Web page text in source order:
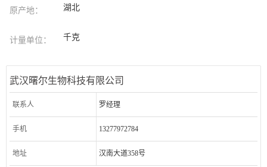
原产地： 湖北
计量单位： 千克
武汉曙尔生物科技有限公司
联系人 罗经理
手机 13277972784
地址 汉南大道358号